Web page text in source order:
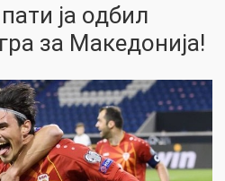
ја одбил
за Македонија!